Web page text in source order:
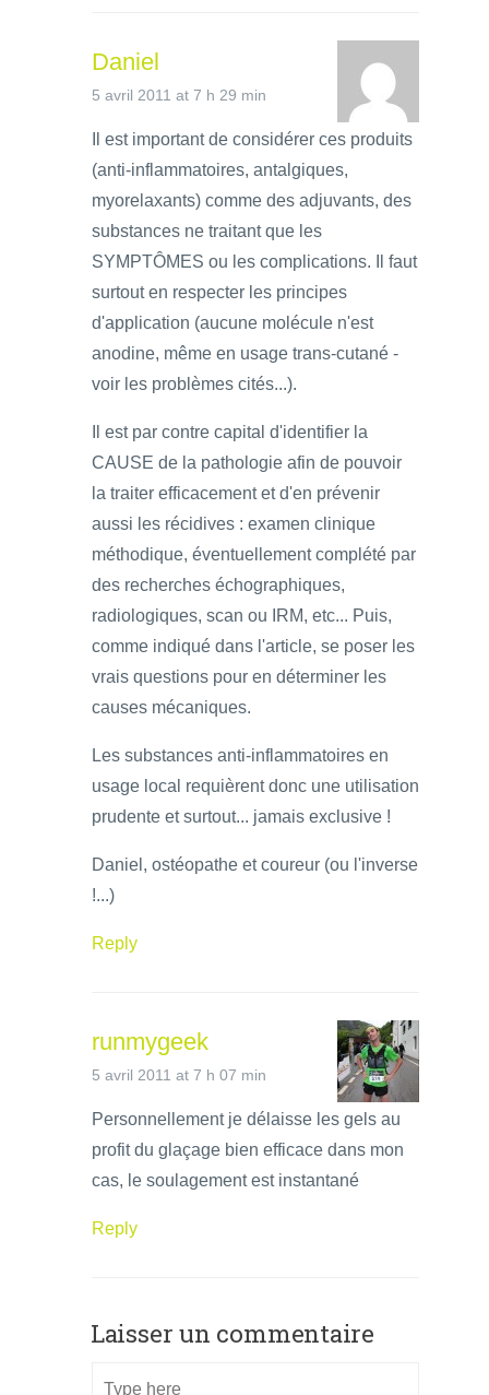
Daniel
5 avril 2011 at 7 h 29 min
Il est important de considérer ces produits
(anti-inflammatoires, antalgiques,
myorelaxants) comme des adjuvants, des
substances ne traitant que les
SYMPTÔMES ou les complications. Il faut
surtout en respecter les principes
d'application (aucune molécule n'est
anodine, même en usage trans-cutané -
voir les problèmes cités...).
Il est par contre capital d'identifier la
CAUSE de la pathologie afin de pouvoir
la traiter efficacement et d'en prévenir
aussi les récidives : examen clinique
méthodique, éventuellement complété par
des recherches échographiques,
radiologiques, scan ou IRM, etc... Puis,
comme indiqué dans l'article, se poser les
vrais questions pour en déterminer les
causes mécaniques.
Les substances anti-inflammatoires en
usage local requièrent donc une utilisation
prudente et surtout... jamais exclusive !
Daniel, ostéopathe et coureur (ou l'inverse
!...)
Reply
runmygeek
5 avril 2011 at 7 h 07 min
Personnellement je délaisse les gels au
profit du glaçage bien efficace dans mon
cas, le soulagement est instantané
Reply
Laisser un commentaire